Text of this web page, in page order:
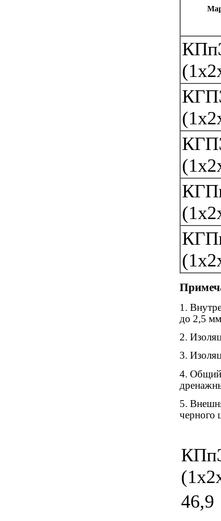
1.
до 2,5 мм
2.
3.
4. Общий
5.
черного
46,9